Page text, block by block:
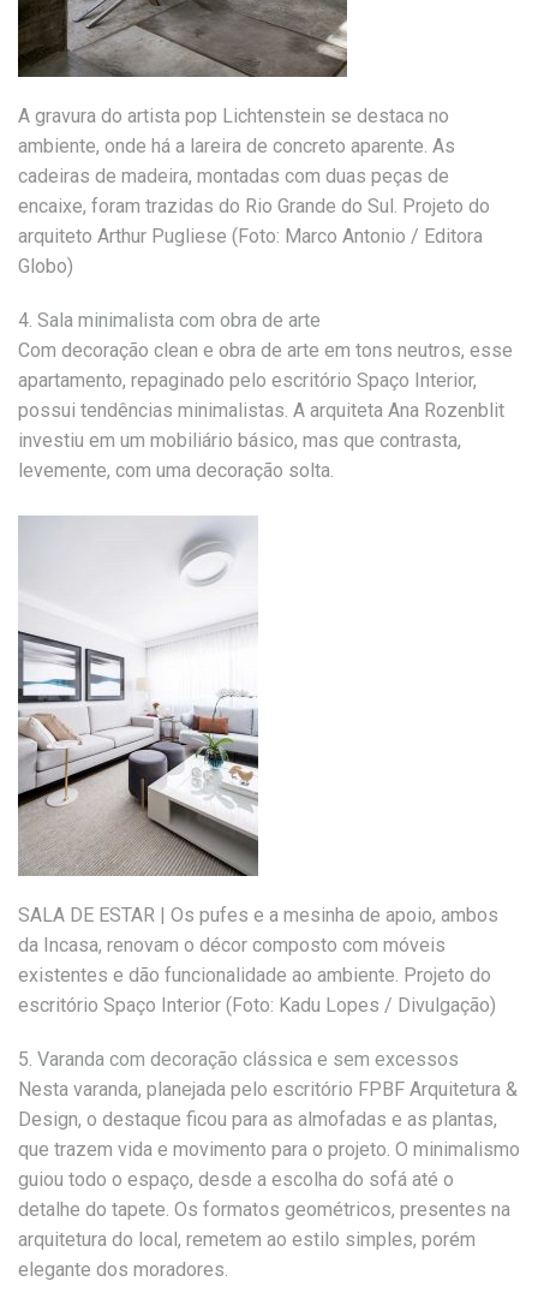
A gravura do artista pop Lichtenstein se destaca no
ambiente, onde há a lareira de concreto aparente. As
cadeiras de madeira, montadas com duas peças de
encaixe, foram trazidas do Rio Grande do Sul. Projeto do
arquiteto Arthur Pugliese (Foto: Marco Antonio / Editora
Globo)
4. Sala minimalista com obra de arte
Com decoração clean e obra de arte em tons neutros, esse
apartamento, repaginado pelo escritório Spaço Interior,
possui tendências minimalistas. A arquiteta Ana Rozenblit
investiu em um mobiliário básico, mas que contrasta,
levemente, com uma decoração solta.
SALA DE ESTAR | Os pufes e a mesinha de apoio, ambos
da Incasa, renovam o décor composto com móveis
existentes e dão funcionalidade ao ambiente. Projeto do
escritório Spaço Interior (Foto: Kadu Lopes / Divulgação)
5. Varanda com decoração clássica e sem excessos
Nesta varanda, planejada pelo escritório FPBF Arquitetura &
Design, o destaque ficou para as almofadas e as plantas,
que trazem vida e movimento para o projeto. O minimalismo
guiou todo o espaço, desde a escolha do sofá até o
detalhe do tapete. Os formatos geométricos, presentes na
arquitetura do local, remetem ao estilo simples, porém
elegante dos moradores.